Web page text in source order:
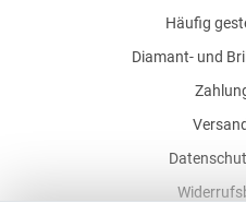
Häufig
Diamant- und